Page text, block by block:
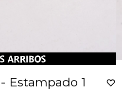
Estampado 1